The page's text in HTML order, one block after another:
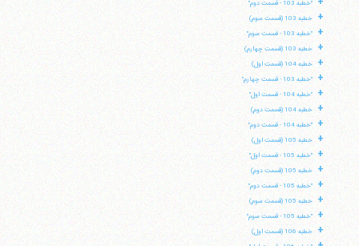
"خطبه 103 - قسمت دوم"
+ خطبه 103 (قسمت سوم)
+ "خطبه 103 - قسمت سوم"
+ خطبه 103 (قسمت چهارم)
+ خطبه 104 (قسمت اول)
+ "خطبه 103 - قسمت چهارم"
+ "خطبه 104 - قسمت اول"
+ خطبه 104 (قسمت دوم)
+ "خطبه 104 - قسمت دوم"
+ خطبه 105 (قسمت اول)
+ "خطبه 105 - قسمت اول"
+ خطبه 105 (قسمت دوم)
+ "خطبه 105 - قسمت دوم"
+ خطبه 105 (قسمت سوم)
+ "خطبه 105 - قسمت سوم"
+ خطبه 106 (قسمت اول)